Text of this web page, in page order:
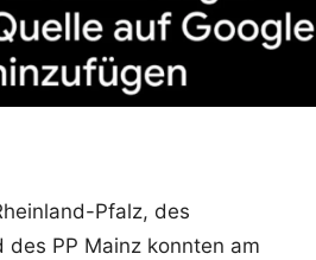
Pfalz, des
des PP Mainz konnten am